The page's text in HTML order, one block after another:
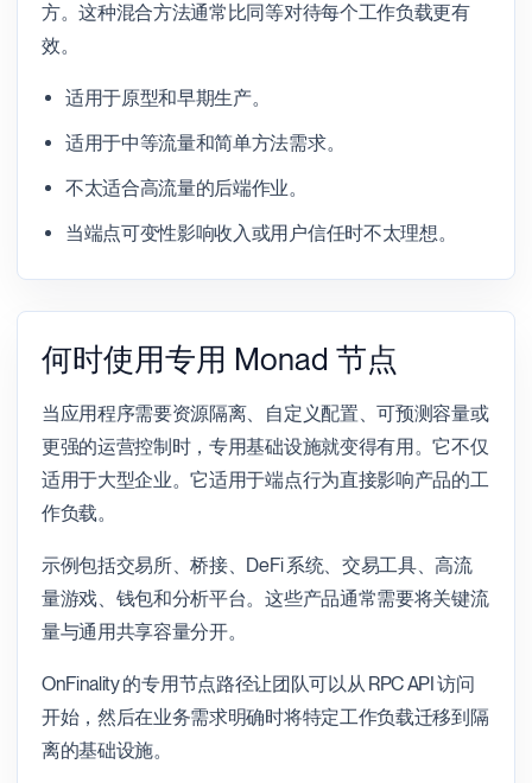
方。这种混合方法通常比同等对待每个工作负载更有
效。
适用于原型和早期生产。
适用于中等流量和简单方法需求。
不太适合高流量的后端作业。
当端点可变性影响收入或用户信任时不太理想。
何时使用专用 Monad 节点
当应用程序需要资源隔离、自定义配置、可预测容量或
更强的运营控制时，专用基础设施就变得有用。它不仅
适用于大型企业。它适用于端点行为直接影响产品的工
作负载。
示例包括交易所、桥接、DeFi 系统、交易工具、高流
量游戏、钱包和分析平台。这些产品通常需要将关键流
量与通用共享容量分开。
OnFinality 的专用节点路径让团队可以从 RPC API 访问
开始，然后在业务需求明确时将特定工作负载迁移到隔
离的基础设施。